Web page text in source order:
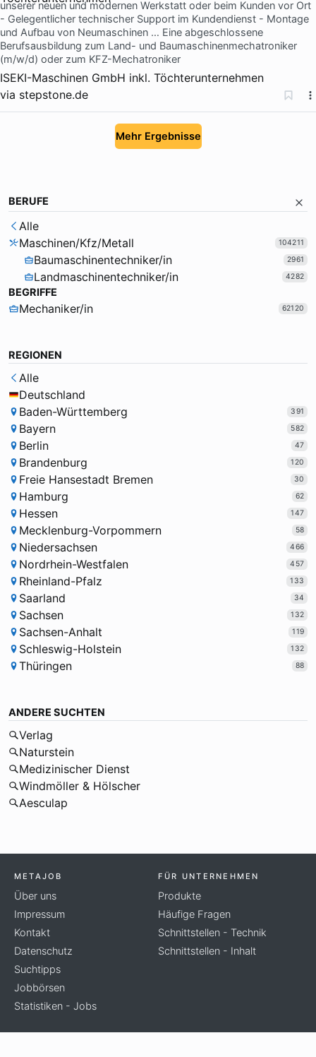
unserer neuen und modernen Werkstatt oder beim Kunden vor Ort
- Gelegentlicher technischer Support im Kundendienst - Montage
und Aufbau von Neumaschinen … Eine abgeschlossene
Berufsausbildung zum Land- und Baumaschinenmechatroniker
(m/w/d) oder zum KFZ-Mechatroniker
ISEKI-Maschinen GmbH inkl. Töchterunternehmen
via stepstone.de
Mehr Ergebnisse
BERUFE
Alle
Maschinen/Kfz/Metall
104211
Baumaschinentechniker/in 2961
Landmaschinentechniker/in 4282
BEGRIFFE
Mechaniker/in 62120
REGIONEN
Alle
Deutschland
Baden-Württemberg
391
Bayern 582
Berlin 47
Brandenburg 120
Freie Hansestadt Bremen 30
Hamburg 62
Hessen 147
Mecklenburg-Vorpommern 58
Niedersachsen 466
Nordrhein-Westfalen 457
Rheinland-Pfalz 133
Saarland 34
Sachsen 132
Sachsen-Anhalt 119
Schleswig-Holstein 132
Thüringen 88
ANDERE SUCHTEN
Verlag
Naturstein
Medizinischer Dienst
Windmöller & Hölscher
Aesculap
METAJOB
Über uns
Impressum
Kontakt
Datenschutz
Suchtipps
Jobbörsen
Statistiken - Jobs
FÜR UNTERNEHMEN
Produkte
Häufige Fragen
Schnittstellen - Technik
Schnittstellen - Inhalt